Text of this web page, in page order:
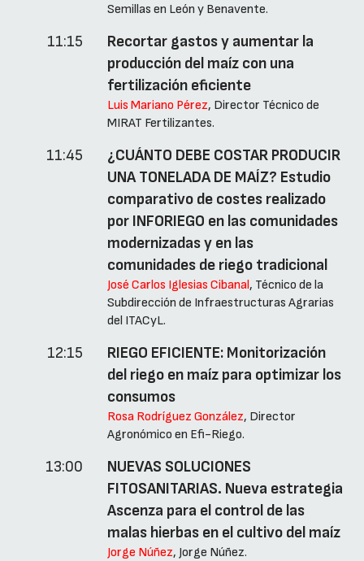
Semillas en León y Benavente.
11:15
Recortar gastos y aumentar la
producción del maíz con una
fertilización eficiente
Luis Mariano Pérez, Director Técnico de
MIRAT Fertilizantes.
11:45
¿CUÁNTO DEBE COSTAR PRODUCIR
UNA TONELADA DE MAÍZ? Estudio
comparativo de costes realizado
por INFORIEGO en las comunidades
modernizadas y en las
comunidades de riego tradicional
José Carlos Iglesias Cibanal, Técnico de la
Subdirección de Infraestructuras Agrarias
del ITACyL.
12:15
RIEGO EFICIENTE: Monitorización
del riego en maíz para optimizar los
consumos
Rosa Rodríguez González, Director
Agronómico en Efi-Riego.
13:00
NUEVAS SOLUCIONES
FITOSANITARIAS. Nueva estrategia
Ascenza para el control de las
malas hierbas en el cultivo del maíz
Jorge Núñez, Jorge Núñez.